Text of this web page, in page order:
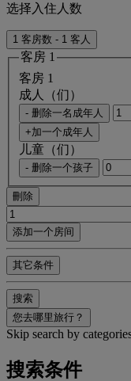
选择入住人数
1 客房数 - 1 客人
客房 1
客房 1
成人（们）
- 删除一名成年人
+加一个成年人
儿童（们）
- 删除一个孩子
刪除
添加一个房间
其它条件
搜索
您去哪里旅行？
Skip search by
搜索条件